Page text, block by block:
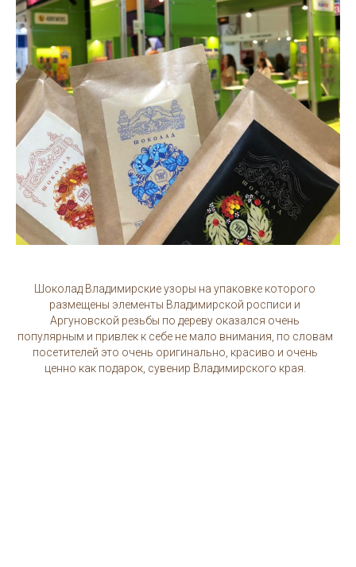
Шоколад Владимирские узоры на упаковке которого
размещены элементы Владимирской росписи и
Аргуновской резьбы по дереву оказался очень
популярным и привлек к себе не мало внимания, по словам
посетителей это очень оригинально, красиво и очень
ценно как подарок, сувенир Владимирского края.